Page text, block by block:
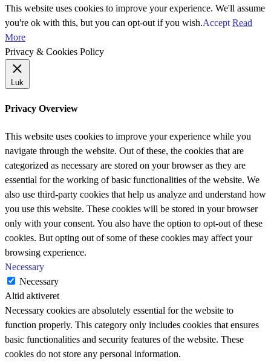
This website uses cookies to improve your experience. We'll assume
you're ok with this, but you can opt-out if you wish.Accept Read
More
Privacy & Cookies Policy
Luk
Privacy Overview
This website uses cookies to improve your experience while you
navigate through the website. Out of these, the cookies that are
categorized as necessary are stored on your browser as they are
essential for the working of basic functionalities of the website. We
also use third-party cookies that help us analyze and understand how
you use this website. These cookies will be stored in your browser
only with your consent. You also have the option to opt-out of these
cookies. But opting out of some of these cookies may affect your
browsing experience.
Necessary
Necessary
Altid aktiveret
Necessary cookies are absolutely essential for the website to
function properly. This category only includes cookies that ensures
basic functionalities and security features of the website. These
cookies do not store any personal information.